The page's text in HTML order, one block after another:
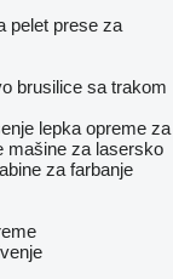
pelet prese za
brusilice sa trakom
lepka opreme za
mašine za lasersko
za farbanje